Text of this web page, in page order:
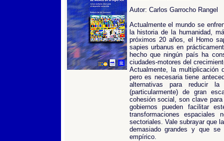
Autor: Carlos Garrocho Rangel
Actualmente el mundo se
la historia de la humanidad,
próximos 20 años, el Homo
sapies urbanus en
hecho que ningún país ha
ciudades-motores del
Actualmente, la multiplicación
pero es necesaria tiene
alternativas para reducir
(particularmente) de gran
cohesión social, son clave
gobiernos pueden facilitar
transformaciones
sectoriales. Vale subrayar que
demasiado grandes y que se
empírico.